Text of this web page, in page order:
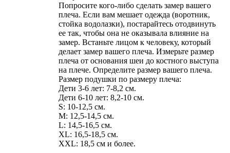
Попросите кого-либо сделать замер вашего
плеча. Если вам мешает одежда (воротник,
стойка водолазки), постарайтесь отодвинуть
ее так, чтобы она не оказывала влияние на
замер. Встаньте лицом к человеку, который
делает замер вашего плеча. Измерьте размер
плеча от основания шеи до костного выступа
на плече. Определите размер вашего плеча.
Размер подушки по размеру плеча:
Дети 3-6 лет: 7-8,2 см.
Дети 6-10 лет: 8,2-10 см.
S: 10-12,5 см.
M: 12,5-14,5 см.
L: 14,5-16,5 см.
XL: 16,5-18,5 см.
XXL: 18,5 см и более.